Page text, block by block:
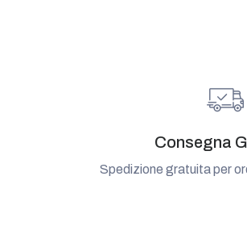
Consegna
Spedizione gratuita per